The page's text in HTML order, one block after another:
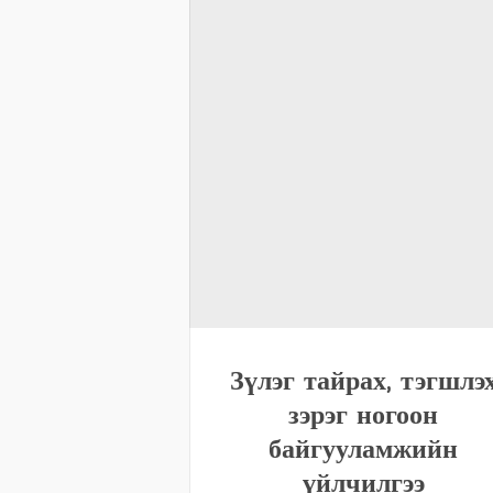
Зүлэг тайрах,
зэрэг ногоон
байгууламжийн
үйлчилгээ